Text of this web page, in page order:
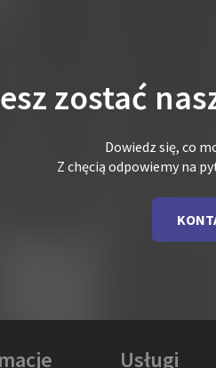
zostać
Dowiedz się, co
Z chęcią odpowiemy na
Usługi